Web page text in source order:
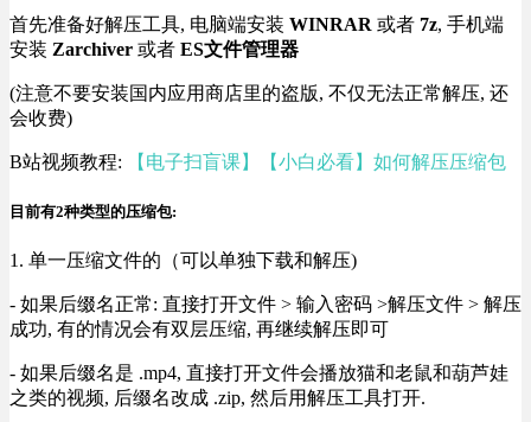
首先准备好解压工具, 电脑端安装 WINRAR 或者 7z, 手机端
安装 Zarchiver 或者 ES文件管理器
(注意不要安装国内应用商店里的盗版, 不仅无法正常解压, 还
会收费)
B站视频教程: 【电子扫盲课】【小白必看】如何解压压缩包
目前有2种类型的压缩包:
1. 单一压缩文件的（可以单独下载和解压)
- 如果后缀名正常: 直接打开文件 > 输入密码 >解压文件 > 解压
成功, 有的情况会有双层压缩, 再继续解压即可
- 如果后缀名是 .mp4, 直接打开文件会播放猫和老鼠和葫芦娃
之类的视频, 后缀名改成 .zip, 然后用解压工具打开.